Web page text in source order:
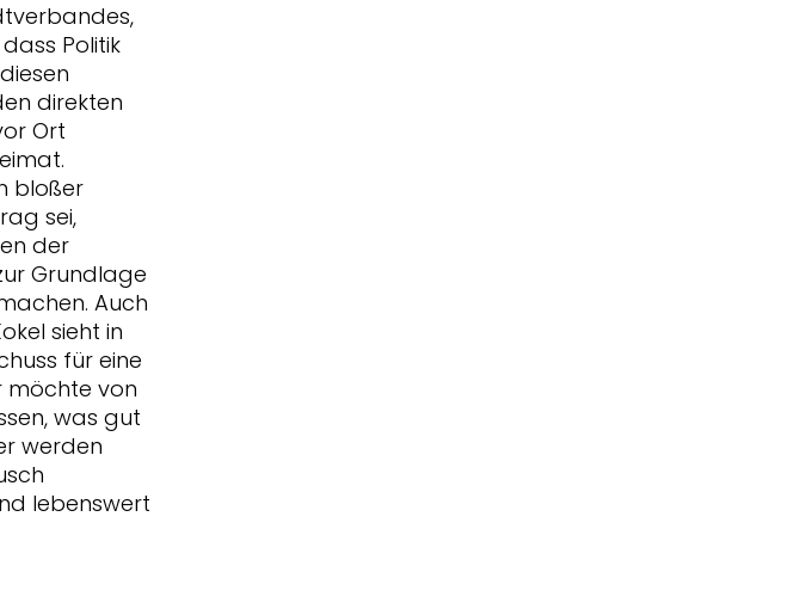
Politik
direkten
Ort
bloßer
sei,
der
Grundlage
Auch
sieht in
für eine
möchte von
was gut
werden
lebenswert